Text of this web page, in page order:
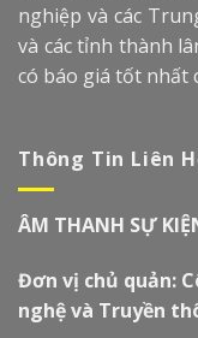
nghiệp và các
và các tỉnh thành
có báo giá tốt nhất
Thông Tin Liên
ÂM THANH SỰ
Đơn vị chủ quản:
nghệ và Truyền